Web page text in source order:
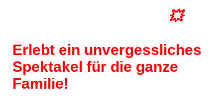
💥
Erlebt ein unvergessliches
Spektakel für die ganze
Familie!